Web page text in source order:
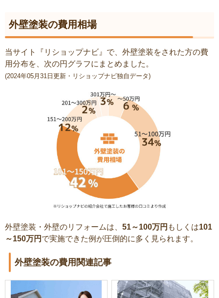
外壁塗装の費用相場
当サイト『リショップナビ』で、外壁塗装をされた方の費
用分布を、次の円グラフにまとめました。
(2024年05月31日更新・リショップナビ独自データ)
外壁塗装・外壁のリフォームは、 51～100万円 もしくは101
～150万円 で実施できた例が圧倒的に多く見られます。
外壁塗装の費用関連記事